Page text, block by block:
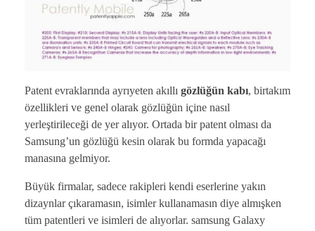
Patent evraklarında ayrıyeten akıllı gözlüğün kabı, birtakım
özellikleri ve genel olarak gözlüğün içine nasıl
yerleştirileceği de yer alıyor. Ortada bir patent olması da
Samsung’un gözlüğü kesin olarak bu formda yapacağı
manasına gelmiyor.
Büyük firmalar, sadece rakipleri kendi eserlerine yakın
dizaynlar çıkaramasın, isimler kullanamasın diye almışken
tüm patentleri ve isimleri de alıyorlar. samsung Galaxy